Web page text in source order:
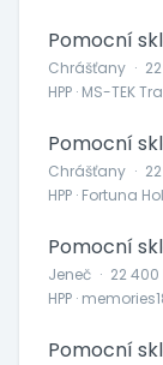
Pomocní
Chrášťany ·
HPP · MS-TEK
Pomocní
Chrášťany ·
HPP · Fortuna
Pomocní
Jeneč · 22 400
HPP ·
Pomocní